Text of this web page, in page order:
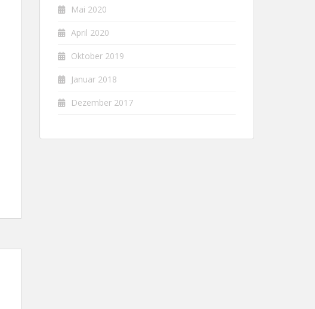
Mai 2020
April 2020
Oktober 2019
Januar 2018
Dezember 2017